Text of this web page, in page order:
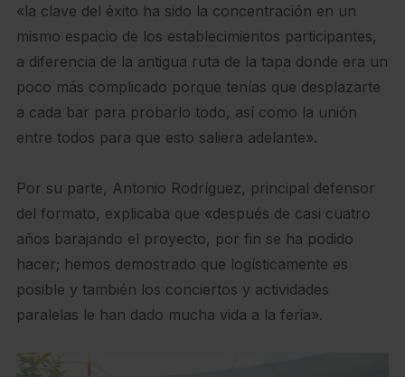
«la clave del éxito ha sido la concentración en un
mismo espacio de los establecimientos participantes,
a diferencia de la antigua ruta de la tapa donde era un
poco más complicado porque tenías que desplazarte
a cada bar para probarlo todo, así como la unión
entre todos para que esto saliera adelante».
Por su parte, Antonio Rodríguez, principal defensor
del formato, explicaba que «después de casi cuatro
años barajando el proyecto, por fin se ha podido
hacer; hemos demostrado que logísticamente es
posible y también los conciertos y actividades
paralelas le han dado mucha vida a la feria».